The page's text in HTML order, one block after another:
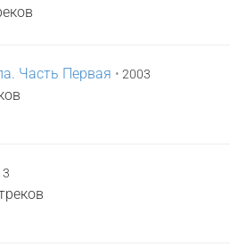
Часть Первая • 2003